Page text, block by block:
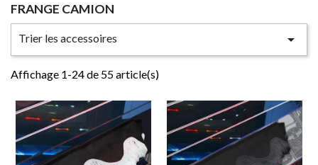
FRANGE CAMION
Trier les accessoires 
Affichage 1-24 de 55 article(s)